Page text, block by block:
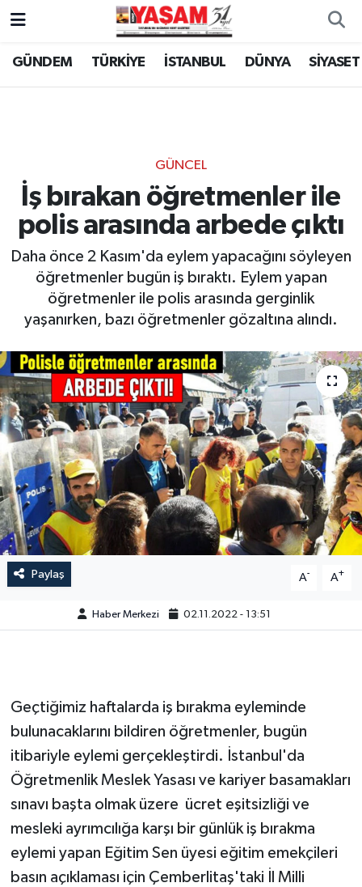
GÜNDEM TÜRKİYE İSTANBUL DÜNYA SİYASET
GÜNCEL
İş bırakan öğretmenler ile
polis arasında arbede çıktı
Daha önce 2 Kasım'da eylem yapacağını söyleyen
öğretmenler bugün iş bıraktı. Eylem yapan
öğretmenler ile polis arasında gerginlik
yaşanırken, bazı öğretmenler gözaltına alındı.
Paylaş A- A+
Haber Merkezi 02.11.2022 - 13:51
Geçtiğimiz haftalarda iş bırakma eyleminde
bulunacaklarını bildiren öğretmenler, bugün
itibariyle eylemi gerçekleştirdi. İstanbul'da
Öğretmenlik Meslek Yasası ve kariyer basamakları
sınavı başta olmak üzere ücret eşitsizliği ve
mesleki ayrımcılığa karşı bir günlük iş bırakma
eylemi yapan Eğitim Sen üyesi eğitim emekçileri
basın açıklaması için Çemberlitaş'taki İl Milli